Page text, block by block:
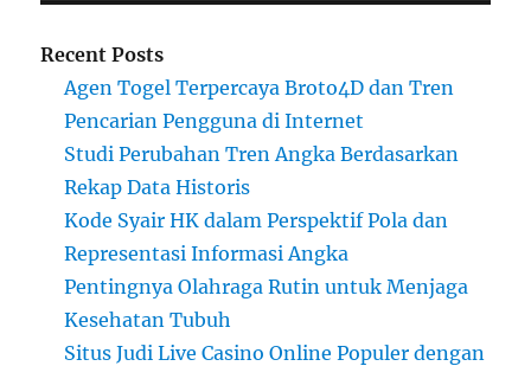
Recent Posts
Agen Togel Terpercaya Broto4D dan Tren
Pencarian Pengguna di Internet
Studi Perubahan Tren Angka Berdasarkan
Rekap Data Historis
Kode Syair HK dalam Perspektif Pola dan
Representasi Informasi Angka
Pentingnya Olahraga Rutin untuk Menjaga
Kesehatan Tubuh
Situs Judi Live Casino Online Populer dengan